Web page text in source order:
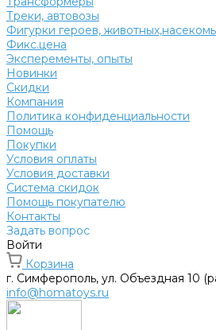
Треки, автовозы
Фигурки героев,
Фикс.цена
Эксперементы, опыты
Новинки
Скидки
Компания
Политика конфиденциальности
Помощь
Покупки
Условия оплаты
Условия доставки
Система скидок
Помощь покупателю
Контакты
Задать вопрос
Войти
Корзина
г. Симферополь, ул. Объездная 10
info@homatoys.ru